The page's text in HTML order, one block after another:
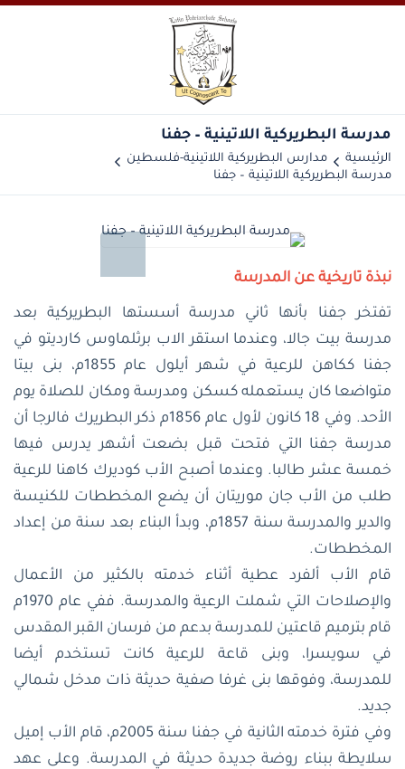
مدرسة البطريركية اللاتينية – جفنا
الرئيسية
مدارس البطريركية اللاتينية-فلسطين
مدرسة البطريركية اللاتينية – جفنا
نبذة تاريخية عن المدرسة
تفتخر جفنا بأنها ثاني مدرسة أسستها البطريركية بعد
مدرسة بيت جالا، وعندما استقر الاب برثلماوس كارديتو في
جفنا ككاهن للرعية في شهر أيلول عام 1855م، بنى بيتا
متواضعا كان يستعمله كسكن ومدرسة ومكان للصلاة يوم
الأحد. وفي 18 كانون لأول عام 1856م ذكر البطريرك فالرجا أن
مدرسة جفنا التي فتحت قبل بضعت أشهر يدرس فيها
خمسة عشر طالبا. وعندما أصبح الأب كوديرك كاهنا للرعية
طلب من الأب جان موريتان أن يضع المخططات للكنيسة
والدير والمدرسة سنة 1857م، وبدأ البناء بعد سنة من إعداد
المخططات.
قام الأب ألفرد عطية أثناء خدمته بالكثير من الأعمال
والإصلاحات التي شملت الرعية والمدرسة. ففي عام 1970م
قام بترميم قاعتين للمدرسة بدعم من فرسان القبر المقدس
في سويسرا، وبنى قاعة للرعية كانت تستخدم أيضا
للمدرسة، وفوقها بنى غرفا صفية حديثة ذات مدخل شمالي
جديد.
وفي فترة خدمته الثانية في جفنا سنة 2005م، قام الأب إميل
سلايطة ببناء روضة جديدة حديثة في المدرسة. وعلى عهد